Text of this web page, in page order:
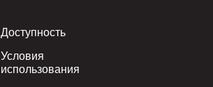
Footer
Доступность
Условия
использования